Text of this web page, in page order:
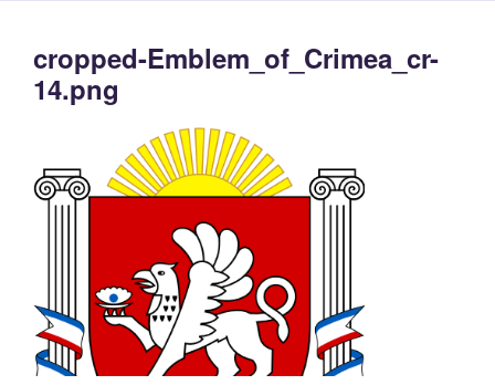
cropped-Emblem_of_Crimea_cr-
14.png